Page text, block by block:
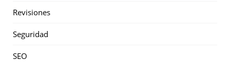
Revisiones
Seguridad
SEO